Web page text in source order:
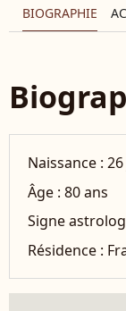
BIOGRAPHIE
Naissance :
Âge :80 ans
Signe
Résidence :